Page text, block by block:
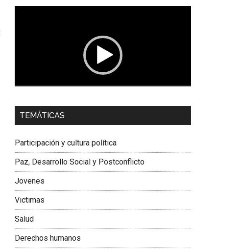
Dra. Carolina Corcho Mejía,
Latinoamericana Sur, Vicepresidenta Federación
TEMÁTICAS
Participación y cultura política
Paz, Desarrollo Social y Postconflicto
Jovenes
Victimas
Salud
Derechos humanos